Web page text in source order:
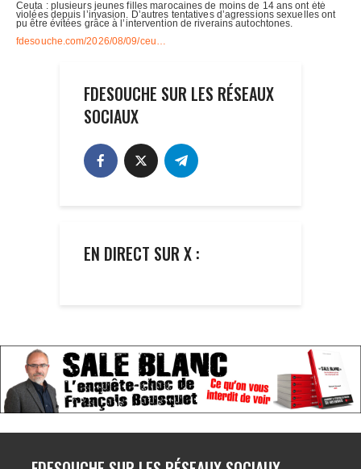
FDESOUCHE SUR LES RÉSEAUX
SOCIAUX
EN DIRECT SUR X :